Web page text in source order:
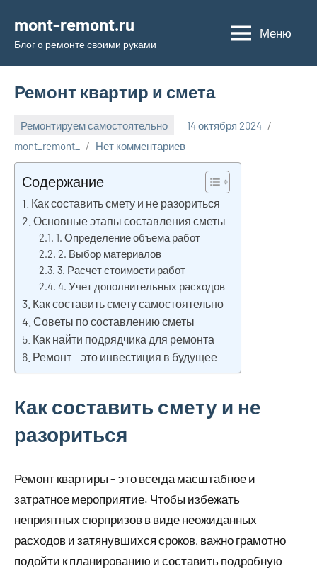
содержимому
mont-remont.ru
Блог о ремонте своими руками
Меню
Ремонт квартир и смета
Ремонтируем самостоятельно
14 октября 2024
mont_remont_
Нет комментариев
Содержание
Как составить смету и не разориться
Основные этапы составления сметы
1. Определение объема работ
2. Выбор материалов
3. Расчет стоимости работ
4. Учет дополнительных расходов
Как составить смету самостоятельно
Советы по составлению сметы
Как найти подрядчика для ремонта
Ремонт – это инвестиция в будущее
Как составить смету и не
разориться
Ремонт квартиры – это всегда масштабное и
затратное мероприятие. Чтобы избежать
неприятных сюрпризов в виде неожиданных
расходов и затянувшихся сроков, важно грамотно
подойти к планированию и составить подробную